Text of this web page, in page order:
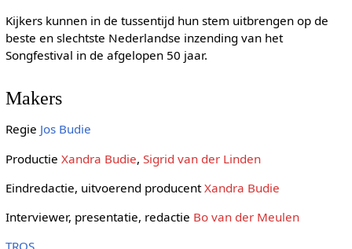
Kijkers kunnen in de tussentijd hun stem uitbrengen op de
beste en slechtste Nederlandse inzending van het
Songfestival in de afgelopen 50 jaar.
Makers
Regie Jos Budie
Productie Xandra Budie, Sigrid van der Linden
Eindredactie, uitvoerend producentXandra Budie
Interviewer, presentatie, redactie Bo van der Meulen